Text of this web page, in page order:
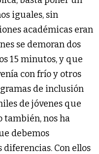
iguales, sin
académicas eran
se demoran dos
15 minutos, y que
con frío y otros
de inclusión
de jóvenes que
también, nos ha
debemos
Con ellos